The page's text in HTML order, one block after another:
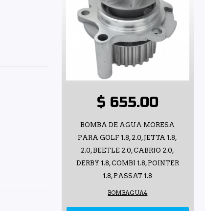
$ 655.00
BOMBA DE AGUA MORESA
PARA GOLF 1.8, 2.0, JETTA 1.8,
2.0, BEETLE 2.0, CABRIO 2.0,
DERBY 1.8, COMBI 1.8, POINTER
1.8, PASSAT 1.8
BOMBAGUA4